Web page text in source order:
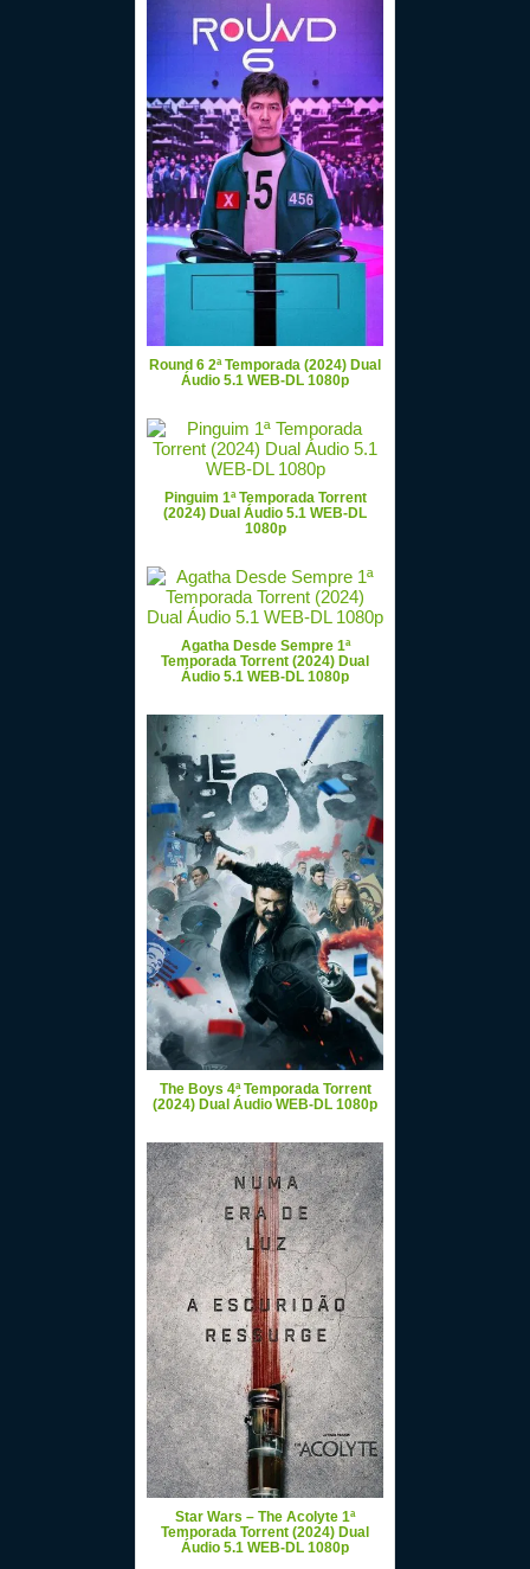
Round 6 2ª Temporada (2024) Dual
Áudio 5.1 WEB-DL 1080p
Pinguim 1ª Temporada Torrent
(2024) Dual Áudio 5.1 WEB-DL
1080p
Agatha Desde Sempre 1ª
Temporada Torrent (2024) Dual
Áudio 5.1 WEB-DL 1080p
The Boys 4ª Temporada Torrent
(2024) Dual Áudio WEB-DL 1080p
Star Wars – The Acolyte 1ª
Temporada Torrent (2024) Dual
Áudio 5.1 WEB-DL 1080p